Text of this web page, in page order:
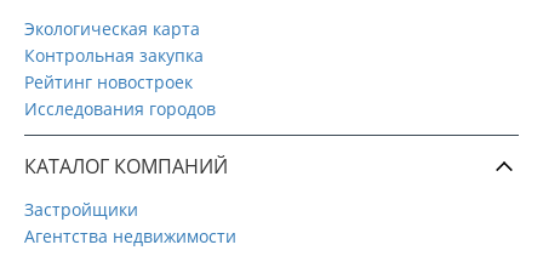
Экологическая карта
Контрольная закупка
Рейтинг новостроек
Исследования городов
КАТАЛОГ КОМПАНИЙ
Застройщики
Агентства недвижимости